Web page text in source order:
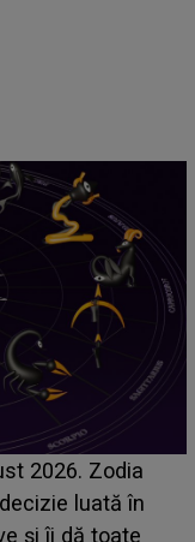
până
din Casa Iubirii
despre mama